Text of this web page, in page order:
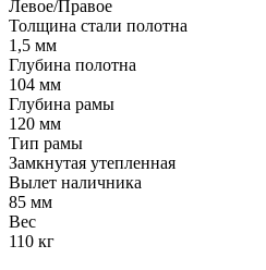
Левое/Правое
Толщина стали полотна
1,5 мм
Глубина полотна
104 мм
Глубина рамы
120 мм
Тип рамы
Замкнутая утепленная
Вылет наличника
85 мм
Вес
110 кг